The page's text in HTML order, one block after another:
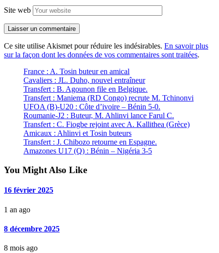
Site web
Ce site utilise Akismet pour réduire les indésirables. En savoir plus
sur la façon dont les données de vos commentaires sont traitées.
France : A. Tosin buteur en amical
Cavaliers : JL. Duho, nouvel entraîneur
Transfert : B. Agounon file en Belgique.
Transfert : Maniema (RD Congo) recrute M. Tchinonvi
UFOA (B)-U20 : Côte d’ivoire – Bénin 5-0.
Roumanie-J2 : Buteur, M. Ahlinvi lance Farul C.
Transfert : C. Fiogbe rejoint avec A. Kallithea (Grèce)
Amicaux : Ahlinvi et Tosin buteurs
Transfert : J. Chibozo retourne en Espagne.
Amazones U17 (Q) : Bénin – Nigéria 3-5
You Might Also Like
16 février 2025
1 an ago
8 décembre 2025
8 mois ago